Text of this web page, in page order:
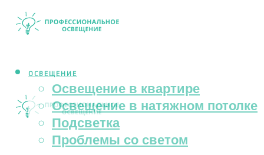
ОСВЕЩЕНИЕ
Освещение в квартире
Освещение в натяжном потолке
Подсветка
Проблемы со светом